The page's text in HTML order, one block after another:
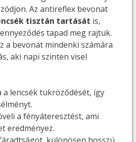
Az antireflex bevonat
tisztán tartását is,
tapad meg rajtuk.
a bevonat mindenki számára
aki napi szinten visel
a lencsék tükröződését, így
a fényáteresztést, ami
eredményez.